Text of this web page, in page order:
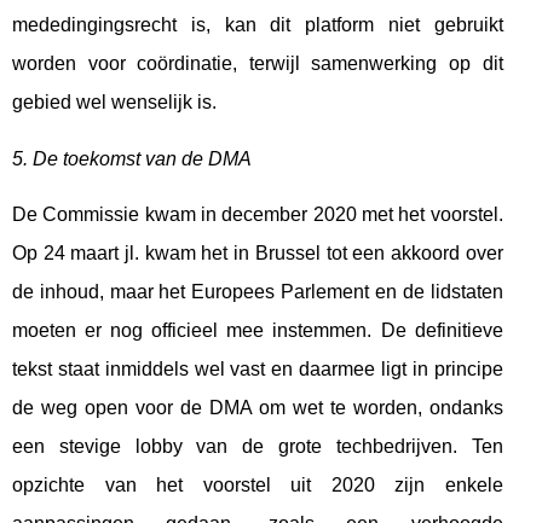
mededingingsrecht is, kan dit platform niet gebruikt
worden voor coördinatie, terwijl samenwerking op dit
gebied wel wenselijk is.
5. De toekomst van de DMA
De Commissie kwam in december 2020 met het voorstel.
Op 24 maart jl. kwam het in Brussel tot een akkoord over
de inhoud, maar het Europees Parlement en de lidstaten
moeten er nog officieel mee instemmen. De definitieve
tekst staat inmiddels wel vast en daarmee ligt in principe
de weg open voor de DMA om wet te worden, ondanks
een stevige lobby van de grote techbedrijven. Ten
opzichte van het voorstel uit 2020 zijn enkele